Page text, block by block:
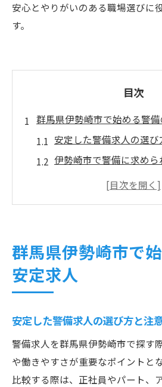
安心とやりがいのある職場選びに
す。
目次
群馬県伊勢崎市で始める警
安定した警備求人の選
伊勢崎市で警備に求め
警備職の収入安定を実現
未経験でも安心できる警備の
警備業界の手厚い研修制
安心して働ける警備現
未経験歓迎の警備求人
警備職で失敗しない初
群馬県伊勢崎市で
安定求人
安定した警備求人の選び方と注
警備求人を群馬県伊勢崎市で探す
や働きやすさが重要なポイントと
比較する際は、正社員やパート、